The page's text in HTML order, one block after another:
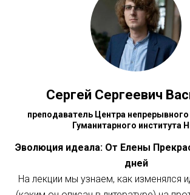
Сергей Сергеевич
преподаватель Центра
Гуманитарного института
Эволюция идеала: От Елены
дней
На лекции мы узнаем, как изменялся